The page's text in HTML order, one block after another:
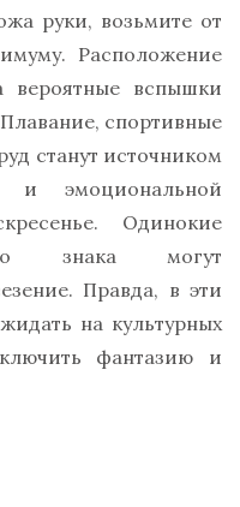
руки, возьмите от
Расположение
вероятные вспышки
спортивные
станут источником
и эмоциональной
Одинокие
знака могут
Правда, в эти
на культурных
фантазию и